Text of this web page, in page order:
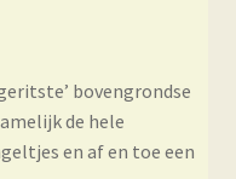
bovengrondse
de hele
en af en toe een